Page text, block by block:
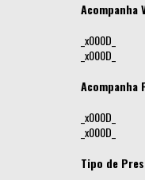
Acompanha
_x000D_
_x000D_
Acompanha
_x000D_
_x000D_
Tipo de